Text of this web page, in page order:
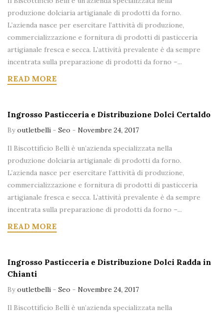
produzione dolciaria artigianale di prodotti da forno.
L’azienda nasce per esercitare l’attività di produzione,
commercializzazione e fornitura di prodotti di pasticceria
artigianale fresca e secca. L’attività prevalente è da sempre
incentrata sulla preparazione di prodotti da forno –...
READ MORE
Ingrosso Pasticceria e Distribuzione Dolci Certaldo
Byoutletbelli - Seo - Novembre 24, 2017
Il Biscottificio Belli è un’azienda specializzata nella
produzione dolciaria artigianale di prodotti da forno.
L’azienda nasce per esercitare l’attività di produzione,
commercializzazione e fornitura di prodotti di pasticceria
artigianale fresca e secca. L’attività prevalente è da sempre
incentrata sulla preparazione di prodotti da forno –...
READ MORE
Ingrosso Pasticceria e Distribuzione Dolci Radda in
Chianti
Byoutletbelli - Seo - Novembre 24, 2017
Il Biscottificio Belli è un’azienda specializzata nella